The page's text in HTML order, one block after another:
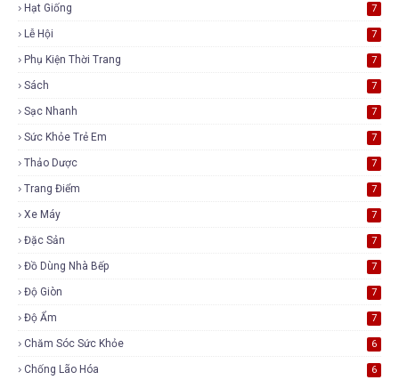
Hạt Giống 7
Lễ Hội 7
Phụ Kiện Thời Trang 7
Sách 7
Sạc Nhanh 7
Sức Khỏe Trẻ Em 7
Thảo Dược 7
Trang Điểm 7
Xe Máy 7
Đặc Sản 7
Đồ Dùng Nhà Bếp 7
Độ Giòn 7
Độ Ẩm 7
Chăm Sóc Sức Khỏe 6
Chống Lão Hóa 6